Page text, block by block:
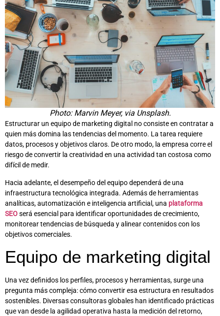
Photo: Marvin Meyer, via Unsplash.
Estructurar un equipo de marketing digital no consiste en contratar a
quien más domina las tendencias del momento. La tarea requiere
datos, procesos y objetivos claros. De otro modo, la empresa corre el
riesgo de convertir la creatividad en una actividad tan costosa como
difícil de medir.
Hacia adelante, el desempeño del equipo dependerá de una
infraestructura tecnológica integrada. Además de herramientas
analíticas, automatización e inteligencia artificial, una plataforma
SEOserá esencial para identificar oportunidades de crecimiento,
monitorear tendencias de búsqueda y alinear contenidos con los
objetivos comerciales.
Equipo de marketing digital
Una vez definidos los perfiles, procesos y herramientas, surge una
pregunta más compleja: cómo convertir esa estructura en resultados
sostenibles. Diversas consultoras globales han identificado prácticas
que van desde la agilidad operativa hasta la medición del retorno,